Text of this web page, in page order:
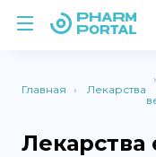
Главная Лекарства
Лекарства